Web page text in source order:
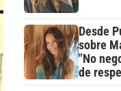
Desde
sobre
"No
de